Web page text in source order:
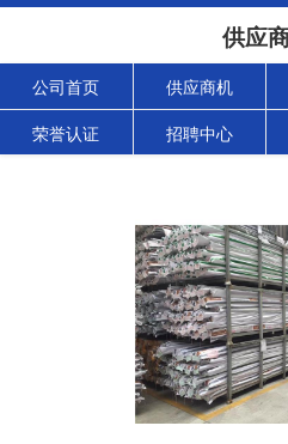
供应
公司首页 供应商机
荣誉认证 招聘中心